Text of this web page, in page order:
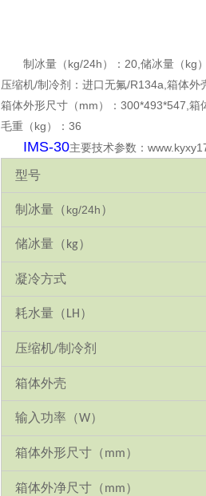
制冰量（kg/24h）：20,储冰量（kg
压缩机/制冷剂：进口无氟/R134a,箱体外
箱体外形尺寸（mm）：300*493*547,
毛重（kg）：36
IMS-30主要技术参数：
型号
制冰量 （kg/24h）
储冰量 （ kg）
凝冷方式
耗水量 （ LH ）
压缩机/制冷剂
箱体外壳
输入功率 （W）
箱体外形尺寸 （mm）
箱体外净尺寸 （mm）